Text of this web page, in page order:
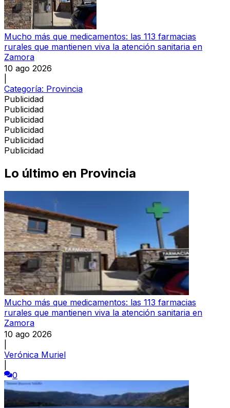
Mucho más que medicamentos: las 113 farmacias
rurales que mantienen viva la atención sanitaria en
Zamora
10 ago 2026
Categoría: Provincia
Publicidad
Publicidad
Publicidad
Publicidad
Publicidad
Publicidad
Lo último en Provincia
Mucho más que medicamentos: las 113 farmacias
rurales que mantienen viva la atención sanitaria en
Zamora
10 ago 2026
Verónica Muriel
0